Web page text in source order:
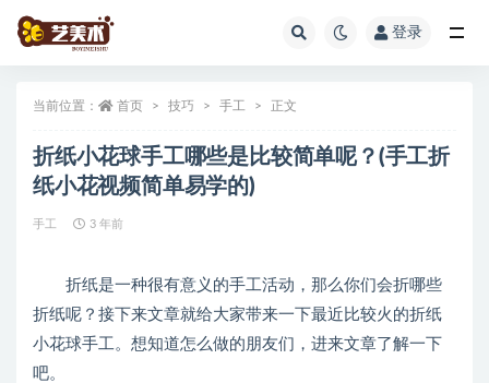
登录
当前位置： 首页 技巧 手工 正文
折纸小花球手工哪些是比较简单呢？(手工折
纸小花视频简单易学的)
手工 3 年前
折纸是一种很有意义的手工活动，那么你们会折哪些
折纸呢？接下来文章就给大家带来一下最近比较火的折纸
小花球手工。想知道怎么做的朋友们，进来文章了解一下
吧。